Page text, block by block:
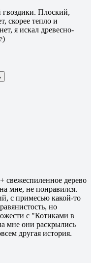
гвоздики. Плоский,
скорее тепло и
я искал древесно-
свежеспиленное дерево
мне, не понравился.
с примесью какой-то
но
с "Котиками в
мне они раскрылись
другая история.